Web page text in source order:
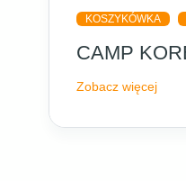
KOSZYKÓWKA
CAMP
Zobacz więcej